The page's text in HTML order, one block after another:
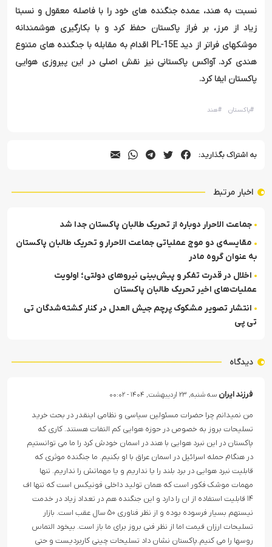
نسبت به هند، عمده جنگنده های خود را با فاصله معقول و نسبتا
زیاد از مرز، بر فراز پاکستان حفظ کرد و با بکارگیری هوشمندانه
موشکهای فراتر از دید PL-15E اقدام به مقابله با جنگنده های متنوع
هندی کرد. آواکس پاکستانی نیز نقش اصلی در این پیروزی هوایی
پاکستان ایفا کرد.
#پاکستان #هند
به اشتراک بگذارید:
اخبار مرتبط
جماعت الاحرار دوباره از تحریک طالبان پاکستان جدا شد
مقایسه‌ی دو موج عملیاتی جماعت الاحرار و تحریک طالبان پاکستان
به عنوان گروه مادر
اخلال در قدرت تفکر و پیش‌بینی نیروهای دولتی؛ اولویت
عملیات‌های اخیر تحریک طالبان پاکستان
انتشار تصویر مشکوک پرچم جیش العدل در کنار کشته‌شدگان تی
تی پی
دیدگاه
فرزند ایران سه شنبه, ۲۳ اردیبهشت, ۱۴۰۴ - ۰۰:۰۲
من نمیدانم چرا حضرات مسئولین سیاسی و نظامی اینقدر در بحث خرید
تسلیحات بروز به خصوص در حوزه هوایی کم التفات هستند. کاری که
پاکستان در این نبرد هوایی با هند در اسمان خودش کرد را ما می توانستیم
در هنگام حمله اسرائیل در اسمان عراق با او بکنیم. ما جنگنده موثری که
قابلیت نبرد هوایی در برد بلند را یا نداریم و یا مهماتش را نداریم. تنها
مهمات موشک فکور است که همان تولید داخلی فونیکس است که تنها اف
۱۴ قابلیت استفاده از ان را دارد و این جنگنده هم در تعداد زیاد در خدمت
نیستهم بسیار فرسوده بوده و از نظر فناوری ۵۰ سال عقب است. بازار
تسلیحات ارزان قیمت اما از نظر فنی بروز برای ما باز است. بیخود التماس
روسها را می کنیم.پاکستان نشان داد تسلیحات چینی کاربردیست و حتی